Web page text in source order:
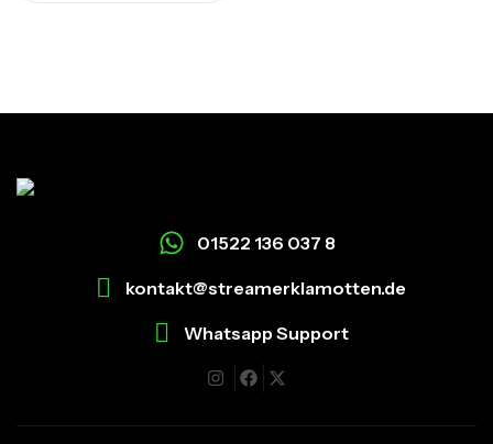
01522 136 037 8
kontakt@streamerklamotten.de
Whatsapp Support